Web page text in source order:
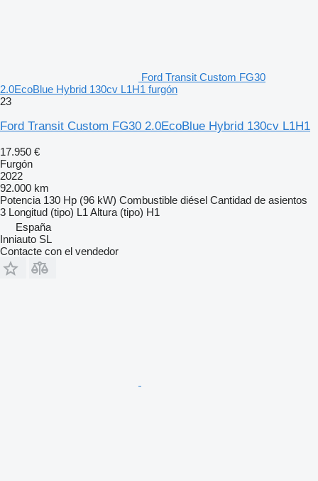
Ford Transit Custom FG30
2.0EcoBlue Hybrid 130cv L1H1 furgón
23
Ford Transit Custom FG30 2.0EcoBlue Hybrid 130cv L1H1
17.950 €
Furgón
2022
92.000 km
Potencia 130 Hp (96 kW) Combustible diésel Cantidad de asientos
3 Longitud (tipo) L1 Altura (tipo) H1
España
Inniauto SL
Contacte con el vendedor